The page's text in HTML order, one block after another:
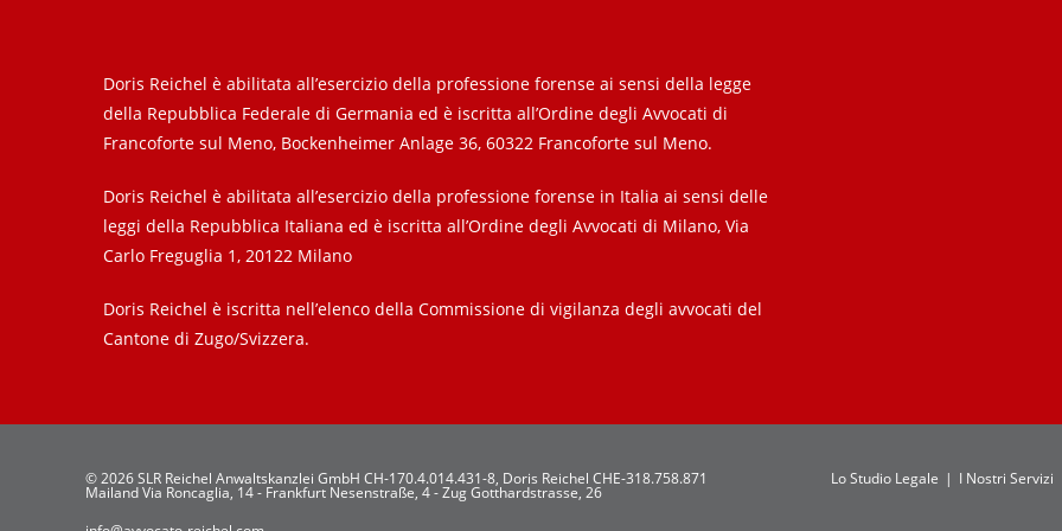
Doris Reichel è abilitata all’esercizio della professione forense ai sensi della legge
della Repubblica Federale di Germania ed è iscritta all’Ordine degli Avvocati di
Francoforte sul Meno, Bockenheimer Anlage 36, 60322 Francoforte sul Meno.
Doris Reichel è abilitata all’esercizio della professione forense in Italia ai sensi delle
leggi della Repubblica Italiana ed è iscritta all’Ordine degli Avvocati di Milano, Via
Carlo Freguglia 1, 20122 Milano
Doris Reichel è iscritta nell’elenco della Commissione di vigilanza degli avvocati del
Cantone di Zugo/Svizzera.
Lo Studio Legale I Nostri Servizi
© 2026 SLR Reichel Anwaltskanzlei GmbH CH-170.4.014.431-8, Doris Reichel CHE-318.758.871
Mailand Via Roncaglia, 14 - Frankfurt Nesenstraße, 4 - Zug Gotthardstrasse, 26